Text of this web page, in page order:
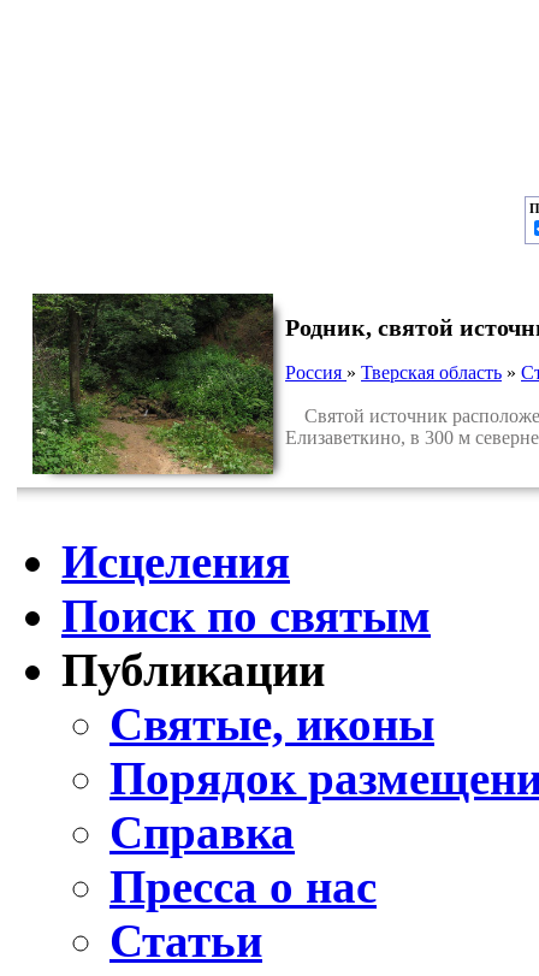
Родник, святой
Россия » Тверская область »
Святой источник
Елизаветкино, в 300 м
Исцеления
Поиск по святым
Публикации
Святые, иконы
Порядок
Справка
Пресса о нас
Статьи